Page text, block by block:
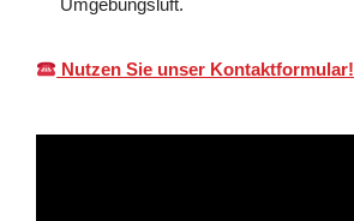
Umgebungsluft.
Nutzen Sie unser Kontaktformular!